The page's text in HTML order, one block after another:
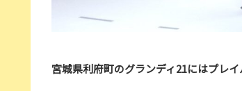
宮城県利府町のグランディ21にはプレ